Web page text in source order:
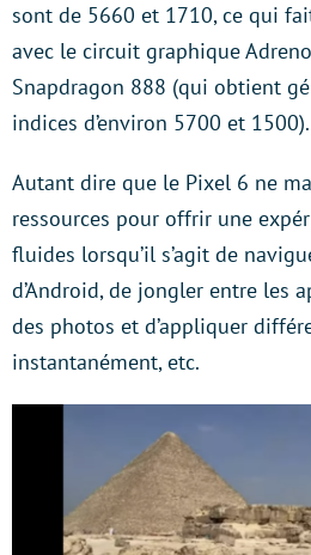
sont de 5660 et 1710, ce qui
avec le circuit graphique
Snapdragon 888 (qui obtient
indices d’environ 5700 et 1500).
Autant dire que le Pixel 6 ne
ressources pour offrir une
fluides lorsqu’il s’agit de
d’Android, de jongler entre les
des photos et d’appliquer
instantanément, etc.